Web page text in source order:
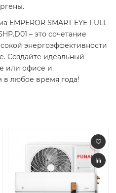
EMPEROR SMART EYE FULL
– это сочетание
энергоэффективности
Создайте идеальный
или офисе и
любое время года!